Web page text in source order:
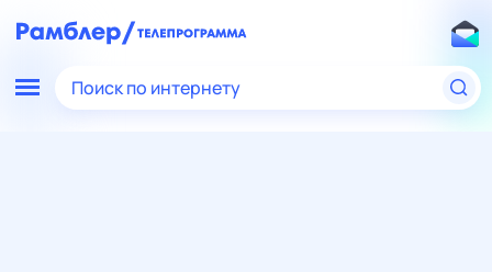
Поиск по интернету